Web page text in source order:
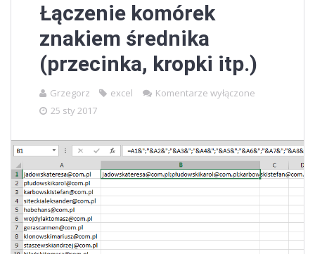
Łączenie komórek
znakiem średnika
(przecinka, kropki itp.)
Grzegorz excel
Komentarze wyłączone
25 sty 2017